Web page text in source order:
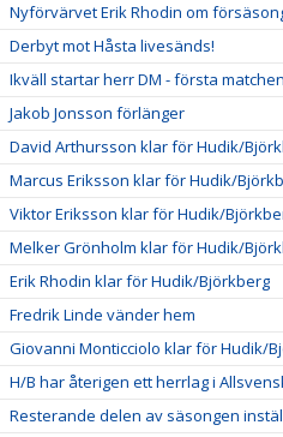
Nyförvärvet Erik Rhodin om
Derbyt mot Håsta livesänds!
Ikväll startar herr DM - första
Jakob Jonsson förlänger
David Arthursson klar för Hudik/
Marcus Eriksson klar för Hudik/
Viktor Eriksson klar för Hudik/
Melker Grönholm klar för Hudik/
Erik Rhodin klar för Hudik/Björkberg
Fredrik Linde vänder hem
Giovanni Monticciolo klar för Hudik/
H/B har återigen ett herrlag i
Resterande delen av säsongen